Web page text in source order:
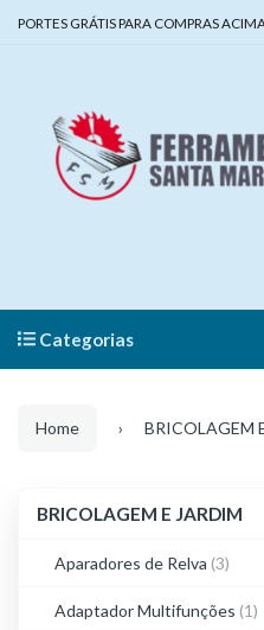
PORTES GRÁTIS PARA COMPRAS
Categorias
Home BRICOLAGEM
BRICOLAGEM E JARDIM
Aparadores de Relva (3)
Adaptador Multifunções (1)